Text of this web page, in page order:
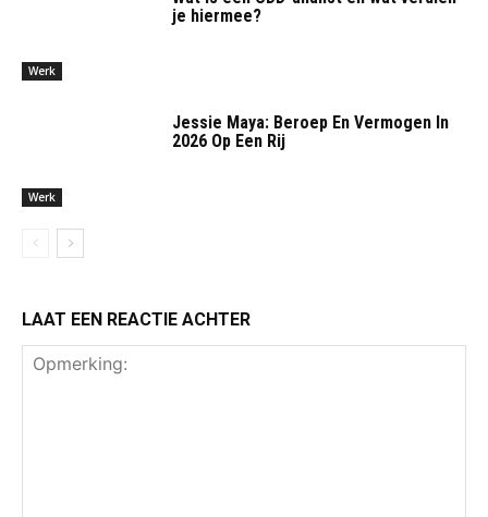
Werk
je hiermee?
Werk
Jessie Maya: Beroep En Vermogen In
2026 Op Een Rij
LAAT EEN REACTIE ACHTER